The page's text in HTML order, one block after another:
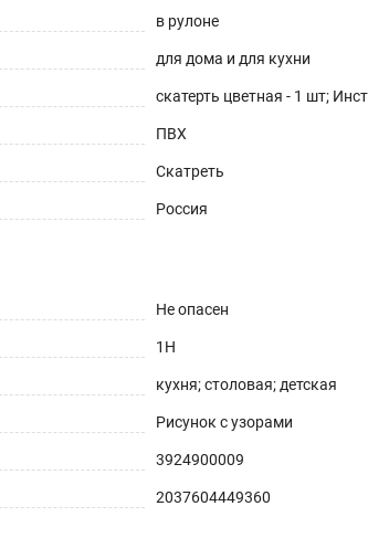
в рулоне
для дома и для кухни
скатерть цветная - 1 шт;
ПВХ
Скатреть
Россия
Не опасен
1H
кухня; столовая; детская
Рисунок с узорами
3924900009
2037604449360